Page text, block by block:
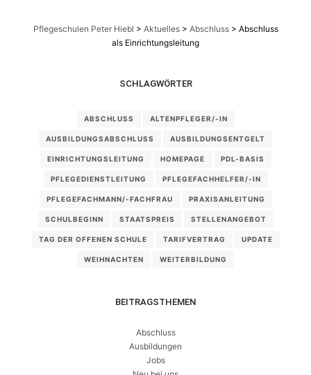
Pflegeschulen Peter Hiebl > Aktuelles> Abschluss> Abschluss
als Einrichtungsleitung
SCHLAGWÖRTER
ABSCHLUSS ALTENPFLEGER/-IN
AUSBILDUNGSABSCHLUSS AUSBILDUNGSENTGELT
EINRICHTUNGSLEITUNG HOMEPAGE PDL-BASIS
PFLEGEDIENSTLEITUNG PFLEGEFACHHELFER/-IN
PFLEGEFACHMANN/-FACHFRAU PRAXISANLEITUNG
SCHULBEGINN STAATSPREIS STELLENANGEBOT
TAG DER OFFENEN SCHULE TARIFVERTRAG UPDATE
WEIHNACHTEN WEITERBILDUNG
BEITRAGSTHEMEN
Abschluss
Ausbildungen
Jobs